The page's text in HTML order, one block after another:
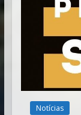
Notícias